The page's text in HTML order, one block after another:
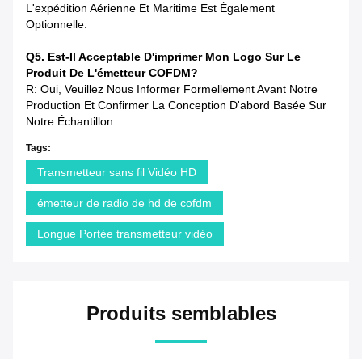
L'expédition Aérienne Et Maritime Est Également
Optionnelle.
Q5. Est-Il Acceptable D'imprimer Mon Logo Sur Le
Produit De L'émetteur COFDM?
R: Oui, Veuillez Nous Informer Formellement Avant Notre
Production Et Confirmer La Conception D'abord Basée Sur
Notre Échantillon.
Tags:
Transmetteur sans fil Vidéo HD
émetteur de radio de hd de cofdm
Longue Portée transmetteur vidéo
Produits semblables